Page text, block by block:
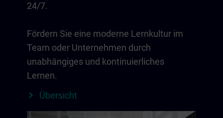
24/7.
Fördern Sie eine moderne Lernkultur im
Team oder Unternehmen durch
unabhängiges und kontinuierliches
Lernen.
Übersicht